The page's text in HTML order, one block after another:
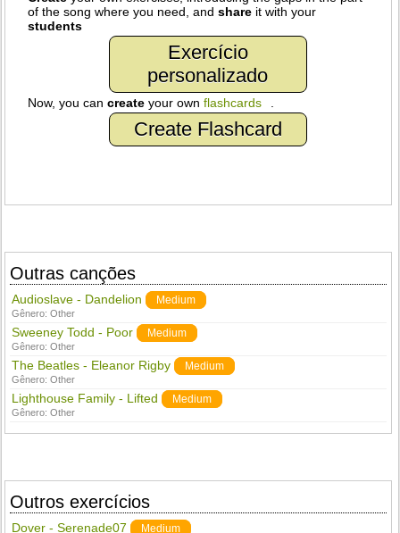
of the song where you need, andshare it with your
students
Exercício
personalizado
Now, you cancreate your ownflashcards
Create Flashcard
Outras canções
Audioslave - Dandelion Medium
Gênero:Other
Sweeney Todd - Poor Medium
Gênero:Other
The Beatles - Eleanor Rigby Medium
Gênero:Other
Lighthouse Family - Lifted Medium
Gênero:Other
Outros exercícios
Dover - Serenade07 Medium